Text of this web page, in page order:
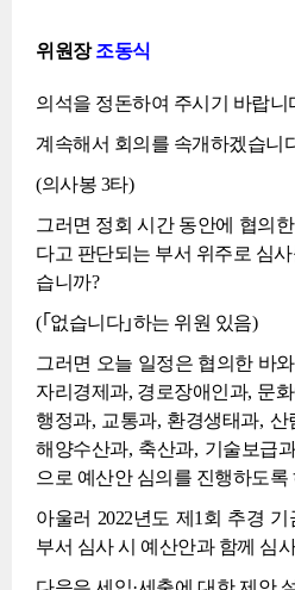
위원장조동식
의석을 정돈하여 주시기 바랍니
계속해서 회의를 속개하겠습니
(의사봉 3타)
그러면 정회 시간 동안에 협의
다고 판단되는 부서 위주로 심
습니까?
(｢없습니다｣하는 위원 있음)
그러면 오늘 일정은 협의한 바
자리경제과, 경로장애인과, 문
행정과, 교통과, 환경생태과,
해양수산과, 축산과, 기술보급
으로 예산안 심의를 진행하도록
아울러 2022년도 제1회 추경
부서 심사 시 예산안과 함께 심